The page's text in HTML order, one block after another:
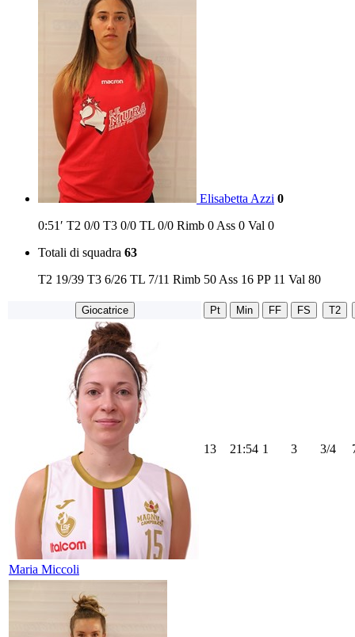
Elisabetta Azzi 0
0:51′ T2 0/0 T3 0/0 TL 0/0 Rimb 0 Ass 0 Val 0
Totali di squadra 63
T2 19/39 T3 6/26 TL 7/11 Rimb 50 Ass 16 PP 11 Val 80
Giocatrice Pt Min FF FS T2
Maria Miccoli
13 21:54 1 3 3/4